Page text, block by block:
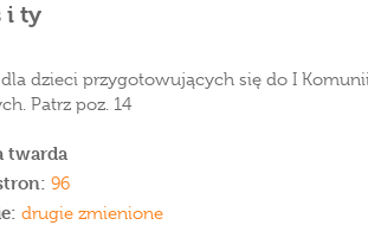
i ty
dla dzieci przygotowujących się do I
Patrz poz. 14
twarda
96
drugie zmienione